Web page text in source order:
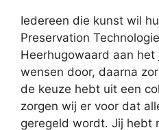
Iedereen die kunst wil
Preservation
Heerhugowaard aan
wensen door, daarna
de keuze hebt uit een
zorgen wij er voor dat
geregeld wordt. Jij hebt